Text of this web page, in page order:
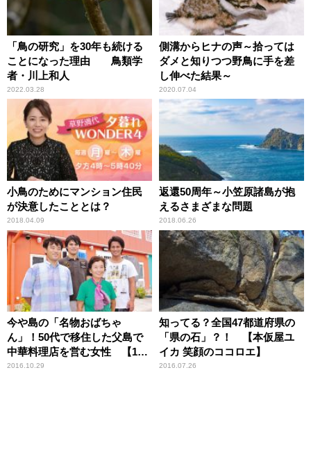
「鳥の研究」を30年も続ける
ことになった理由 鳥類学
者・川上和人
2022.03.28
側溝からヒナの声～拾っては
ダメと知りつつ野鳥に手を差
し伸べた結果～
2020.07.04
小鳥のためにマンション住民
が決意したこととは？
2018.04.09
返還50周年～小笠原諸島が抱
えるさまざまな問題
2018.06.26
今や島の「名物おばちゃ
ん」！50代で移住した父島で
中華料理店を営む女性 【10
時のグッとストーリー】
2016.10.29
知ってる？全国47都道府県の
「県の石」？！ 【本仮屋ユ
イカ 笑顔のココロエ】
2016.07.26